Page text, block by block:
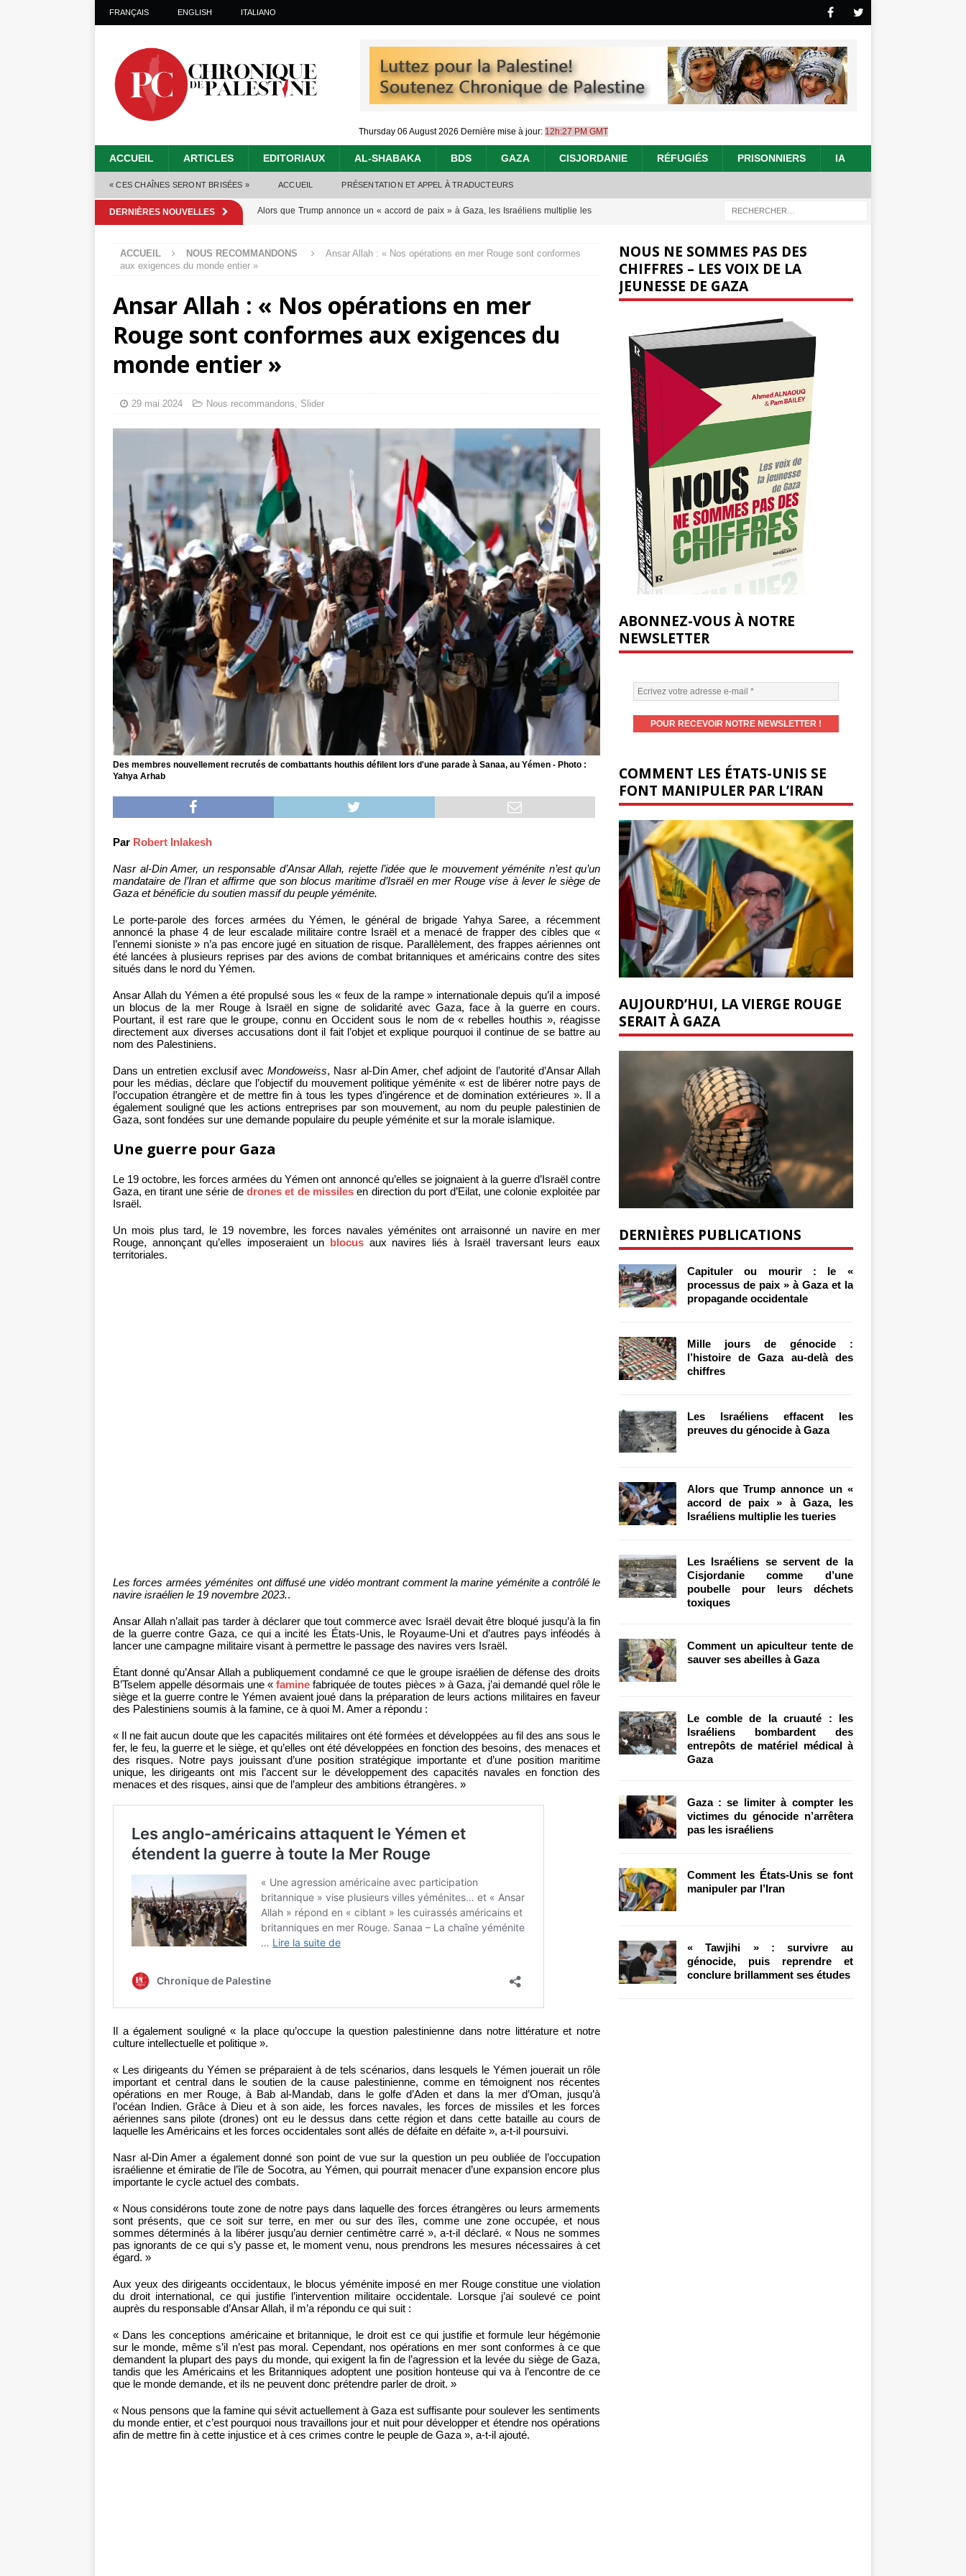
FRANÇAIS ENGLISH ITALIANO
Thursday 06 August 2026 Dernière mise à jour: 12h:27 PM GMT
ACCUEIL ARTICLES EDITORIAUX AL-SHABAKA BDS GAZA CISJORDANIE RÉFUGIÉS PRISONNIERS IA
« CES CHAÎNES SERONT BRISÉES » ACCUEIL PRÉSENTATION ET APPEL À TRADUCTEURS
DERNIÈRES NOUVELLES Alors que Trump annonce un « accord de paix » à Gaza, les Israéliens multiplie les
Les Israéliens se servent de la Cisjordanie comme d’une poubelle pour leurs déchets
Capituler ou mourir : le « processus de paix » à Gaza et la propagande occidentale
6 août 2026 ]
ACCUEIL NOUS RECOMMANDONS
Ansar Allah : « Nos opérations en mer Rouge sont conformes
aux exigences du monde entier »
Ansar Allah : « Nos opérations en mer
Rouge sont conformes aux exigences du
monde entier »
29 mai 2024 Nous recommandons, Slider
Des membres nouvellement recrutés de combattants houthis défilent lors d'une parade à Sanaa, au Yémen - Photo :
Yahya Arhab
Par Robert Inlakesh
Nasr al-Din Amer, un responsable d’Ansar Allah, rejette l’idée que le mouvement yéménite n’est qu’un
mandataire de l’Iran et affirme que son blocus maritime d’Israël en mer Rouge vise à lever le siège de
Gaza et bénéficie du soutien massif du peuple yéménite.
Le porte-parole des forces armées du Yémen, le général de brigade Yahya Saree, a récemment
annoncé la phase 4 de leur escalade militaire contre Israël et a menacé de frapper des cibles que «
l’ennemi sioniste » n’a pas encore jugé en situation de risque. Parallèlement, des frappes aériennes ont
été lancées à plusieurs reprises par des avions de combat britanniques et américains contre des sites
situés dans le nord du Yémen.
Ansar Allah du Yémen a été propulsé sous les « feux de la rampe » internationale depuis qu’il a imposé
un blocus de la mer Rouge à Israël en signe de solidarité avec Gaza, face à la guerre en cours.
Pourtant, il est rare que le groupe, connu en Occident sous le nom de « rebelles houthis », réagisse
directement aux diverses accusations dont il fait l’objet et explique pourquoi il continue de se battre au
nom des Palestiniens.
Dans un entretien exclusif avecMondoweiss, Nasr al-Din Amer, chef adjoint de l’autorité d’Ansar Allah
pour les médias, déclare que l’objectif du mouvement politique yéménite « est de libérer notre pays de
l’occupation étrangère et de mettre fin à tous les types d’ingérence et de domination extérieures ». Il a
également souligné que les actions entreprises par son mouvement, au nom du peuple palestinien de
Gaza, sont fondées sur une demande populaire du peuple yéménite et sur la morale islamique.
Une guerre pour Gaza
Le 19 octobre, les forces armées du Yémen ont annoncé qu’elles se joignaient à la guerre d’Israël contre
Gaza, en tirant une série dedrones et de missiles en direction du port d’Eilat, une colonie exploitée par
Israël.
Un mois plus tard, le 19 novembre, les forces navales yéménites ont arraisonné un navire en mer
Rouge, annonçant qu’elles imposeraient un blocus aux navires liés à Israël traversant leurs eaux
territoriales.
Les forces armées yéménites ont diffusé une vidéo montrant comment la marine yéménite a contrôlé le
navire israélien le 19 novembre 2023..
Ansar Allah n’allait pas tarder à déclarer que tout commerce avec Israël devait être bloqué jusqu’à la fin
de la guerre contre Gaza, ce qui a incité les États-Unis, le Royaume-Uni et d’autres pays inféodés à
lancer une campagne militaire visant à permettre le passage des navires vers Israël.
Étant donné qu’Ansar Allah a publiquement condamné ce que le groupe israélien de défense des droits
B’Tselem appelle désormais une «famine fabriquée de toutes pièces » à Gaza, j’ai demandé quel rôle le
siège et la guerre contre le Yémen avaient joué dans la préparation de leurs actions militaires en faveur
des Palestiniens soumis à la famine, ce à quoi M. Amer a répondu :
« Il ne fait aucun doute que les capacités militaires ont été formées et développées au fil des ans sous le
fer, le feu, la guerre et le siège, et qu’elles ont été développées en fonction des besoins, des menaces et
des risques. Notre pays jouissant d’une position stratégique importante et d’une position maritime
unique, les dirigeants ont mis l’accent sur le développement des capacités navales en fonction des
menaces et des risques, ainsi que de l’ampleur des ambitions étrangères. »
Il a également souligné « la place qu’occupe la question palestinienne dans notre littérature et notre
culture intellectuelle et politique ».
« Les dirigeants du Yémen se préparaient à de tels scénarios, dans lesquels le Yémen jouerait un rôle
important et central dans le soutien de la cause palestinienne, comme en témoignent nos récentes
opérations en mer Rouge, à Bab al-Mandab, dans le golfe d’Aden et dans la mer d’Oman, jusqu’à
l’océan Indien. Grâce à Dieu et à son aide, les forces navales, les forces de missiles et les forces
aériennes sans pilote (drones) ont eu le dessus dans cette région et dans cette bataille au cours de
laquelle les Américains et les forces occidentales sont allés de défaite en défaite », a-t-il poursuivi.
Nasr al-Din Amer a également donné son point de vue sur la question un peu oubliée de l’occupation
israélienne et émiratie de l’île de Socotra, au Yémen, qui pourrait menacer d’une expansion encore plus
importante le cycle actuel des combats.
« Nous considérons toute zone de notre pays dans laquelle des forces étrangères ou leurs armements
sont présents, que ce soit sur terre, en mer ou sur des îles, comme une zone occupée, et nous
sommes déterminés à la libérer jusqu’au dernier centimètre carré », a-t-il déclaré. « Nous ne sommes
pas ignorants de ce qui s’y passe et, le moment venu, nous prendrons les mesures nécessaires à cet
égard. »
Aux yeux des dirigeants occidentaux, le blocus yéménite imposé en mer Rouge constitue une violation
du droit international, ce qui justifie l’intervention militaire occidentale. Lorsque j’ai soulevé ce point
auprès du responsable d’Ansar Allah, il m’a répondu ce qui suit :
« Dans les conceptions américaine et britannique, le droit est ce qui justifie et formule leur hégémonie
sur le monde, même s’il n’est pas moral. Cependant, nos opérations en mer sont conformes à ce que
demandent la plupart des pays du monde, qui exigent la fin de l’agression et la levée du siège de Gaza,
tandis que les Américains et les Britanniques adoptent une position honteuse qui va à l’encontre de ce
que le monde demande, et ils ne peuvent donc prétendre parler de droit. »
« Nous pensons que la famine qui sévit actuellement à Gaza est suffisante pour soulever les sentiments
du monde entier, et c’est pourquoi nous travaillons jour et nuit pour développer et étendre nos opérations
afin de mettre fin à cette injustice et à ces crimes contre le peuple de Gaza », a-t-il ajouté.
NOUS NE SOMMES PAS DES
CHIFFRES – LES VOIX DE LA
JEUNESSE DE GAZA
ABONNEZ-VOUS À NOTRE
NEWSLETTER
COMMENT LES ÉTATS-UNIS SE
FONT MANIPULER PAR L’IRAN
AUJOURD’HUI, LA VIERGE ROUGE
SERAIT À GAZA
DERNIÈRES PUBLICATIONS
Capituler ou mourir : le «
processus de paix » à Gaza et la
propagande occidentale
Mille jours de génocide :
l’histoire de Gaza au-delà des
chiffres
Les Israéliens effacent les
preuves du génocide à Gaza
Alors que Trump annonce un «
accord de paix » à Gaza, les
Israéliens multiplie les tueries
Les Israéliens se servent de la
Cisjordanie comme d’une
poubelle pour leurs déchets
toxiques
Comment un apiculteur tente de
sauver ses abeilles à Gaza
Le comble de la cruauté : les
Israéliens bombardent des
entrepôts de matériel médical à
Gaza
Gaza : se limiter à compter les
victimes du génocide n’arrêtera
pas les israéliens
Comment les États-Unis se font
manipuler par l’Iran
« Tawjihi » : survivre au
génocide, puis reprendre et
conclure brillamment ses études